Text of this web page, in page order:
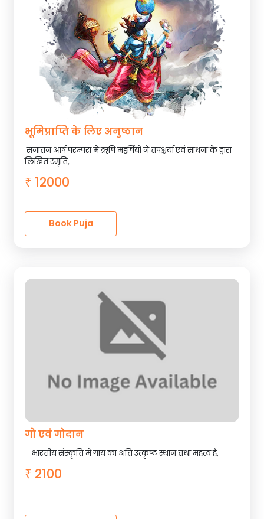
भूमिप्राप्ति के लिए अनुष्ठान
सनातन आर्ष परम्परा में ऋषि महर्षियों ने तपश्चर्या एवं साधना के द्वारा
लिखित स्मृति,
₹ 12000
Book Puja
गो एवं गोदान
भारतीय संस्कृति में गाय का अति उत्कृष्ट स्थान तथा महत्व है,
₹ 2100